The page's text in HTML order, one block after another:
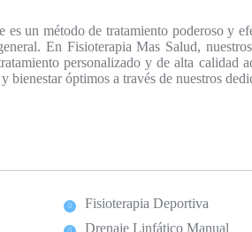
es un método de tratamiento poderoso y
En Fisioterapia Mas Salud,
personalizado y de alta calidad
bienestar óptimos a través de nuestros
Fisioterapia Deportiva
Drenaje Linfático Manual